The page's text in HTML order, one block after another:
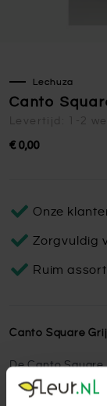
Lechuza
Canto
Levertijd: 1-2
€ 0,00
Onze
Zorgvuldig
Ruim
Canto Square
De Canto
door het
geschikt voor op